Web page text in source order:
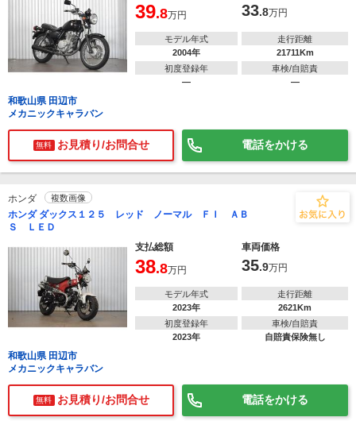
39.8万円 33.8万円
モデル年式
2004年
走行距離
21711Km
初度登録年
―
車検/自賠責
―
和歌山県 田辺市
メカニックキャラバン
無料 お見積り/お問合せ 電話をかける
ホンダ 複数画像
ホンダ ダックス１２５ レッド ノーマル ＦＩ ＡＢ
Ｓ ＬＥＤ
支払総額
車両価格
38.8万円 35.9万円
モデル年式
2023年
走行距離
2621Km
初度登録年
2023年
車検/自賠責
自賠責保険無し
和歌山県 田辺市
メカニックキャラバン
無料 お見積り/お問合せ 電話をかける